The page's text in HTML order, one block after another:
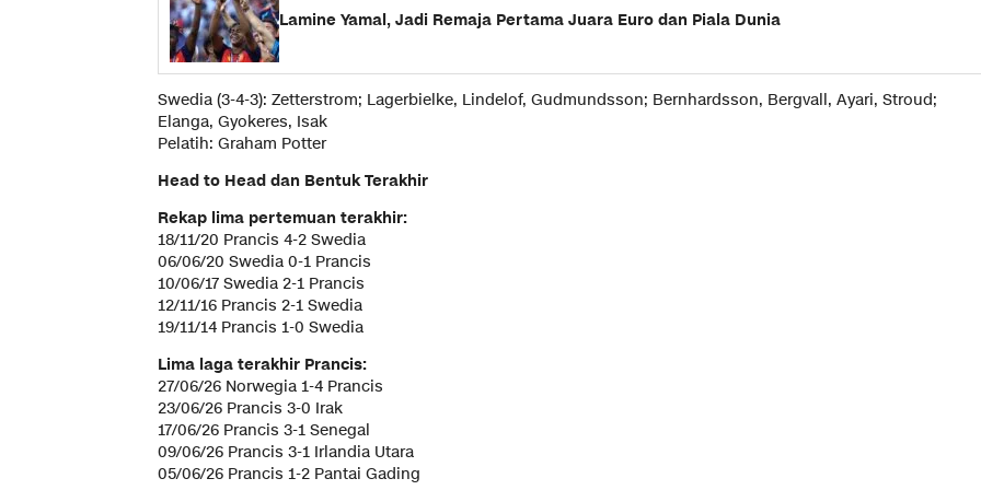
Lamine Yamal, Jadi Remaja Pertama Juara Euro dan Piala Dunia
Swedia (3-4-3): Zetterstrom; Lagerbielke, Lindelof, Gudmundsson; Bernhardsson, Bergvall, Ayari, Stroud;
Elanga, Gyokeres, Isak
Pelatih: Graham Potter
Head to Head dan Bentuk Terakhir
Rekap lima pertemuan terakhir:
18/11/20 Prancis 4-2 Swedia
06/06/20 Swedia 0-1 Prancis
10/06/17 Swedia 2-1 Prancis
12/11/16 Prancis 2-1 Swedia
19/11/14 Prancis 1-0 Swedia
Lima laga terakhir Prancis:
27/06/26 Norwegia 1-4 Prancis
23/06/26 Prancis 3-0 Irak
17/06/26 Prancis 3-1 Senegal
09/06/26 Prancis 3-1 Irlandia Utara
05/06/26 Prancis 1-2 Pantai Gading